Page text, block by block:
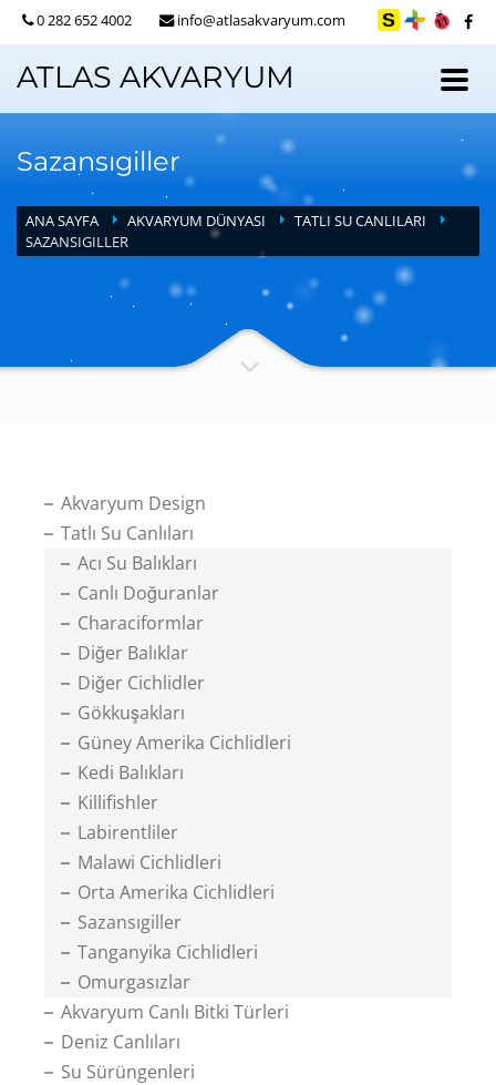
0 282 652 4002 info@atlasakvaryum.com
ATLAS AKVARYUM
Sazansıgiller
ANA SAYFA AKVARYUM DÜNYASI
TATLI SU CANLILARI
SAZANSIGILLER
Akvaryum Design
Tatlı Su Canlıları
Acı Su Balıkları
Canlı Doğuranlar
Characiformlar
Diğer Balıklar
Diğer Cichlidler
Gökkuşakları
Güney Amerika Cichlidleri
Kedi Balıkları
Killifishler
Labirentliler
Malawi Cichlidleri
Orta Amerika Cichlidleri
Sazansıgiller
Tanganyika Cichlidleri
Omurgasızlar
Akvaryum Canlı Bitki Türleri
Deniz Canlıları
Su Sürüngenleri